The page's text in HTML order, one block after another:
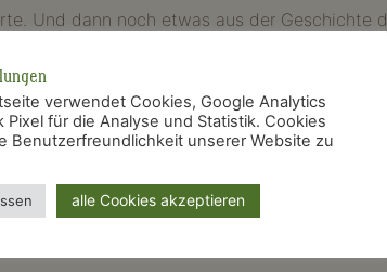
Und dann noch etwas aus der Geschichte
und einen nördlichen über
was entfernt aus einem indischen
sie ist also der „chinesische Apfel“
verwendet Cookies, Google Analytics
Pixel für die Analyse und Statistik. Cookies
Benutzerfreundlichkeit unserer Website zu
alle Cookies akzeptieren